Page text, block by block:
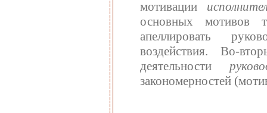
мотивации
основных мотивов
апеллировать
воздействия. Во-
деятельности
закономерностей